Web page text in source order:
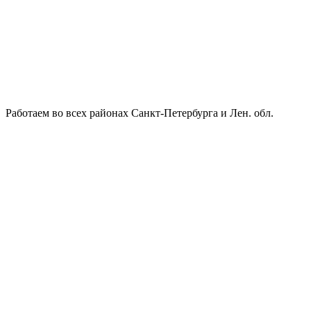
Работаем во всех районах Санкт-Петербурга и Лен. обл.